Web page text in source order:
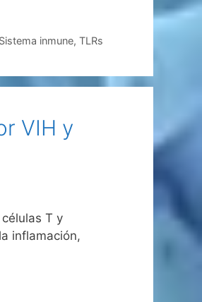
Sistema inmune,TLRs
VIH y
T y
inflamación,